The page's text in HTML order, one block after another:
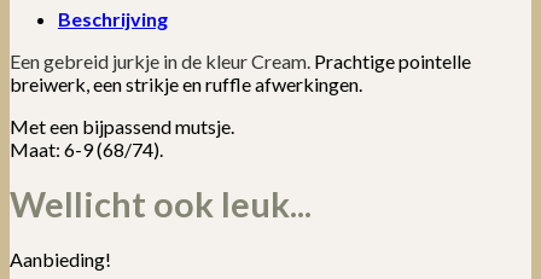
Beschrijving
Een gebreid jurkje in de kleur Cream. Prachtige pointelle
breiwerk, een strikje en ruffle afwerkingen.
Met een bijpassend mutsje.
Maat: 6-9 (68/74).
Wellicht ook leuk...
Aanbieding!